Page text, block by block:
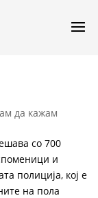
да кажам
со 700
и
полиција, кој е
на пола